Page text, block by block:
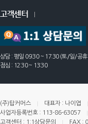
고객센터
상담 : 평일 09:30 ~ 17:30 (토/일/공휴
점심 : 12:30 ~ 13:30
(주)탑커머스 대표자 : 나이엽
사업자등록번호 : 113-86-63057
고객센터 : 1:1상담문의
FAX :